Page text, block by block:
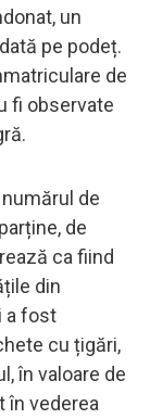
un
pe podeț.
de
fi observate
de
de
ca fiind
din
a fost
cu țigări,
în valoare de
în vederea